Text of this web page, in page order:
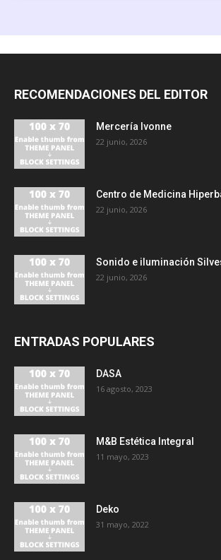
RECOMENDACIONES DEL EDITOR
Mercería Ivonne
22 junio, 2026
Centro de Medicina
22 junio, 2026
Sonido e iluminación
22 junio, 2026
ENTRADAS POPULARES
DASA
16 agosto, 2023
M&B Estética Integral
11 mayo, 2023
Deko
31 mayo, 2022